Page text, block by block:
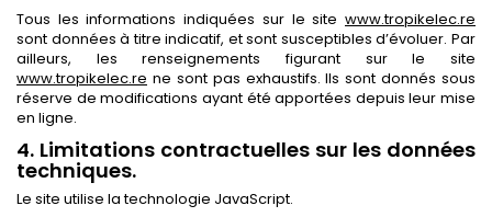
Tous les informations indiquées sur le site www.tropikelec.re
sont données à titre indicatif, et sont susceptibles d’évoluer. Par
ailleurs, les renseignements figurant sur le site
www.tropikelec.re ne sont pas exhaustifs. Ils sont donnés sous
réserve de modifications ayant été apportées depuis leur mise
en ligne.
4. Limitations contractuelles sur les données
techniques.
Le site utilise la technologie JavaScript.